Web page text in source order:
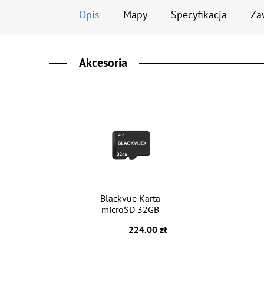
Opis Mapy Specyfikacja
Akcesoria
Blackvue Karta
microSD 32GB
224.00 zł